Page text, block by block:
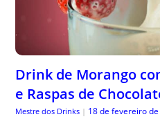
Drink de Morango
e Raspas de
Mestre dos Drinks | 18 de fevereiro